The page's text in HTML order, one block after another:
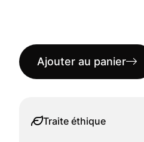
Ajouter au panier
Traite éthique